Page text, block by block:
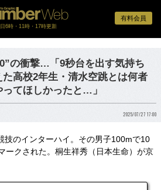
有料会員
6時・11時・17時更新
の衝撃…「9秒台を出す気持ち
高校2年生・清水空跳とは何者
てほしかったと…」
2025/07/27 17:00
技のインターハイ。その男子100mで10
ークされた。桐生祥秀（日本生命）が京